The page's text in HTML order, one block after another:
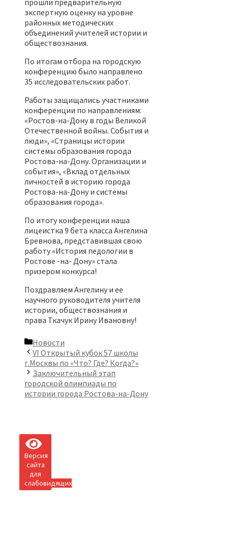
экспертную оценку на уровне
районных методических
объединений учителей истории и
обществознания.
По итогам отбора на городскую
конференцию было направлено
35 исследовательских работ.
Работы защищались участниками
конференции по направлениям:
«Ростов-на-Дону в годы Великой
Отечественной войны. События и
люди», «Страницы истории
системы образования города
Ростова-на-Дону. Организации и
события», «Вклад отдельных
личностей в историю города
Ростова-на-Дону и системы
образования города».
По итогу конференции наша
лицеистка 9 бета класса Ангелина
Бревнова, представившая свою
работу «История педологии в
Ростове -на- Дону» стала
призером конкурса!
Поздравляем Ангелину и ее
научного руководителя учителя
истории, обществознания и
права Ткачук Ирину Ивановну!
Рубрики
Новости
VI Открытый кубок 57 школы
г.Москвы по «Что? Где? Когда?»
Заключительный этап
городской олимпиады по
истории города Ростова-на-Дону
Версия
сайта
для
слабовидящих